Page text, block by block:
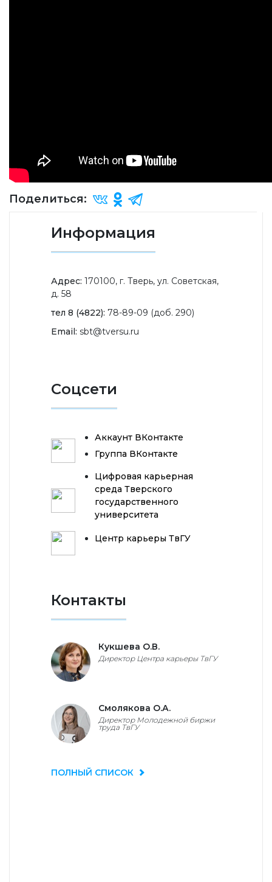
Поделиться:
Информация
Адрес: 170100, г. Тверь, ул. Советская,
д. 58
тел 8 (4822): 78-89-09 (доб. 290)
Email: sbt@tversu.ru
Соцсети
Аккаунт ВКонтакте
Группа ВКонтакте
Цифровая карьерная
среда Тверского
государственного
университета
Центр карьеры ТвГУ
Контакты
Кукшева О.В.
Директор Центра карьеры ТвГУ
Смолякова О.А.
Директор Молодежной биржи
труда ТвГУ
ПОЛНЫЙ СПИСОК